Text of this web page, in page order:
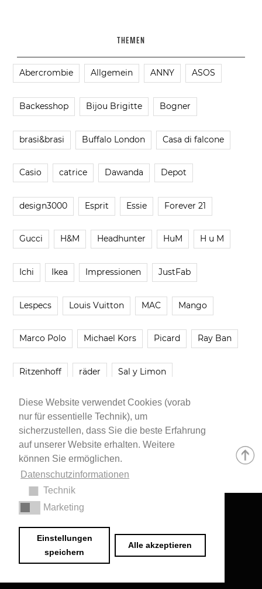
Diese Website verwendet Cookies (vorab
nur für essentielle Technik), um
sicherzustellen, dass Sie die beste Erfahrung
auf unserer Website erhalten. Weitere
können Sie ermöglichen.
Datenschutzinformationen
Technik
Marketing
Einstellungen
speichern
Alle akzeptieren
THEMEN
Abercrombie Allgemein ANNY ASOS
Backesshop Bijou Brigitte Bogner
brasi&brasi Buffalo London Casa di falcone
Casio catrice Dawanda Depot
design3000 Esprit Essie Forever 21
Gucci H&M Headhunter HuM H u M
Ichi Ikea Impressionen JustFab
Lespecs Louis Vuitton MAC Mango
Marco Polo Michael Kors Picard Ray Ban
Ritzenhoff räder Sal y Limon
Smartbuyglasses smash! Steve Madden
Younique Zara
Impressum
© 2020 Dr. Sarah Schwab-Jung